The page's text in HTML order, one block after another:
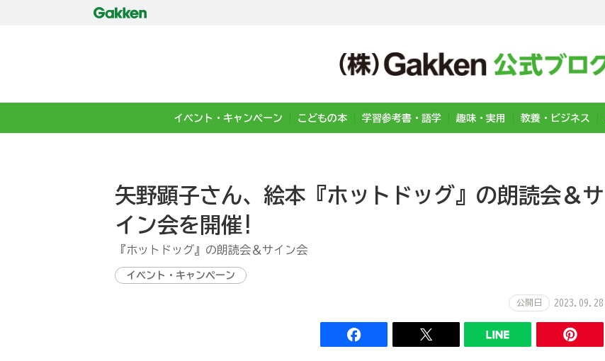
イベント・キャンペーン こどもの本 学習参考書・語学 趣味・実用 教養・ビジネス
矢野顕子さん、絵本『ホットドッグ』の朗読会＆サ
イン会を開催!
『ホットドッグ』の朗読会＆サイン会
イベント・キャンペーン
公開日 2023.09.28